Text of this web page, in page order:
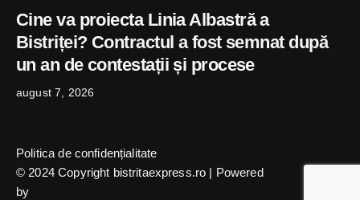
Cine va proiecta Linia Albastră a
Bistriței? Contractul a fost semnat după
un an de contestații și procese
august 7, 2026
© 2024 Copyright bistritaexpress.ro | Powered
by
Politica de confidențialitate